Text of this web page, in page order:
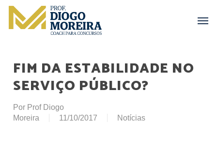
Skip
main
FIM DA ESTABILIDADE NO
SERVIÇO PÚBLICO?
Por Prof Diogo
Moreira
11/10/2017 Notícias